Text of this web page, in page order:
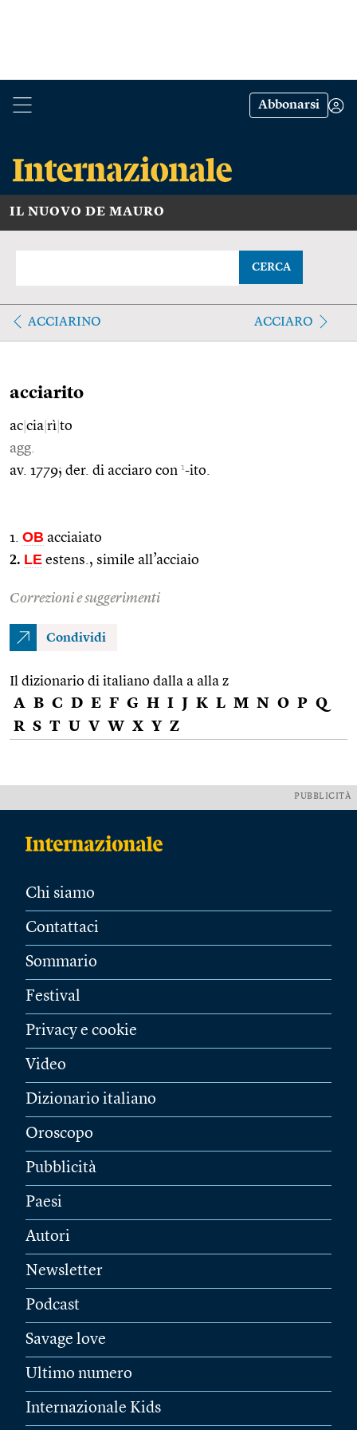
Abbonarsi
IL NUOVO DE MAURO
CERCA
ACCIARINO ACCIARO
acciarito
ac cia rì to
agg.
av. 1779; der. di acciaro con 1-ito.
1. OB acciaiato
2. LE estens., simile all’acciaio
Correzioni e suggerimenti
Condividi
Il dizionario di italiano dalla a alla z
A B C D E F G H I J K L M N O P Q
R S T U V W X Y Z
PUBBLICITÀ
Chi siamo
Contattaci
Sommario
Festival
Privacy e cookie
Video
Dizionario italiano
Oroscopo
Pubblicità
Paesi
Autori
Newsletter
Podcast
Savage love
Ultimo numero
Internazionale Kids